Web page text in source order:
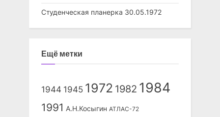
Студенческая планерка 30.05.1972
Ещё метки
1944 1945 1972 1982 1984
1991 А.Н.Косыгин АТЛАС-72